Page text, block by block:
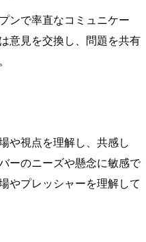
ンで率直なコミュニケー
意見を交換し、問題を共有
や視点を理解し、共感し
ーのニーズや懸念に敏感で
やプレッシャーを理解して